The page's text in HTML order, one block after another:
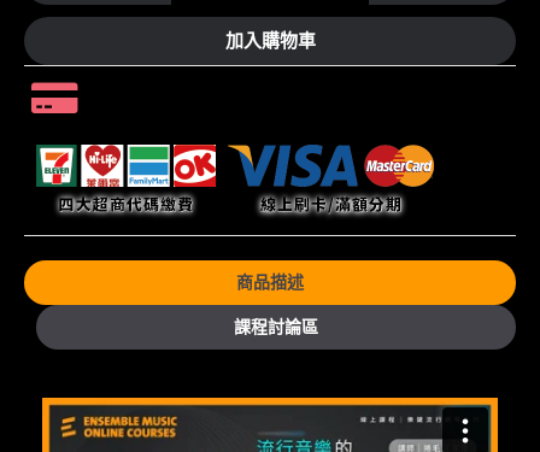
加入購物車
商品描述
課程討論區